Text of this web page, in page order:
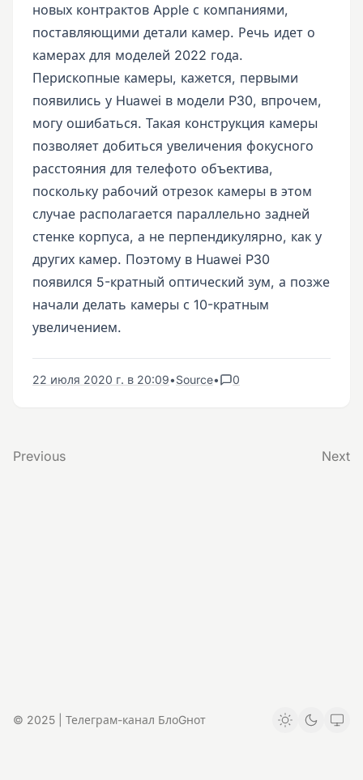
новых контрактов Apple с компаниями,
поставляющими детали камер. Речь идет о
камерах для моделей 2022 года.
Перископные камеры, кажется, первыми
появились у Huawei в модели P30, впрочем,
могу ошибаться. Такая конструкция камеры
позволяет добиться увеличения фокусного
расстояния для телефото объектива,
поскольку рабочий отрезок камеры в этом
случае располагается параллельно задней
стенке корпуса, а не перпендикулярно, как у
других камер. Поэтому в Huawei P30
появился 5-кратный оптический зум, а позже
начали делать камеры с 10-кратным
увеличением.
22 июля 2020 г. в 20:09•Source• 0
Previous Next
© 2025 | Телеграм-канал БлоGнот